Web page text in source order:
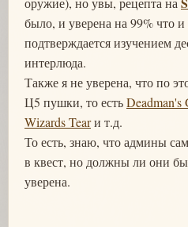
было, и уверена на 99% что
подтверждается изучением
интерлюда.
Также я не уверена, что по
Ц5 пушки, то естьDeadman's
Wizards Tearи т.д.
То есть, знаю, что админы
в квест, но должны ли они
уверена.